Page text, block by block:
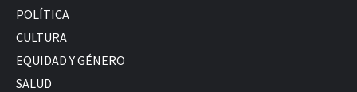
POLÍTICA
CULTURA
EQUIDAD Y GÉNERO
SALUD